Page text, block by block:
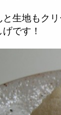
と生地もクリ
です！